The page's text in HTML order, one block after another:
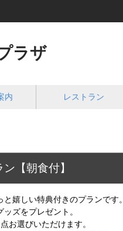
ラザ
内 レストラン
【朝食付】
嬉しい特典付きのプランです。
ズをプレゼント。
お選びいただけます。